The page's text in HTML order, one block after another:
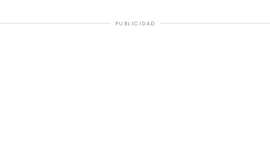
PUBLICIDAD